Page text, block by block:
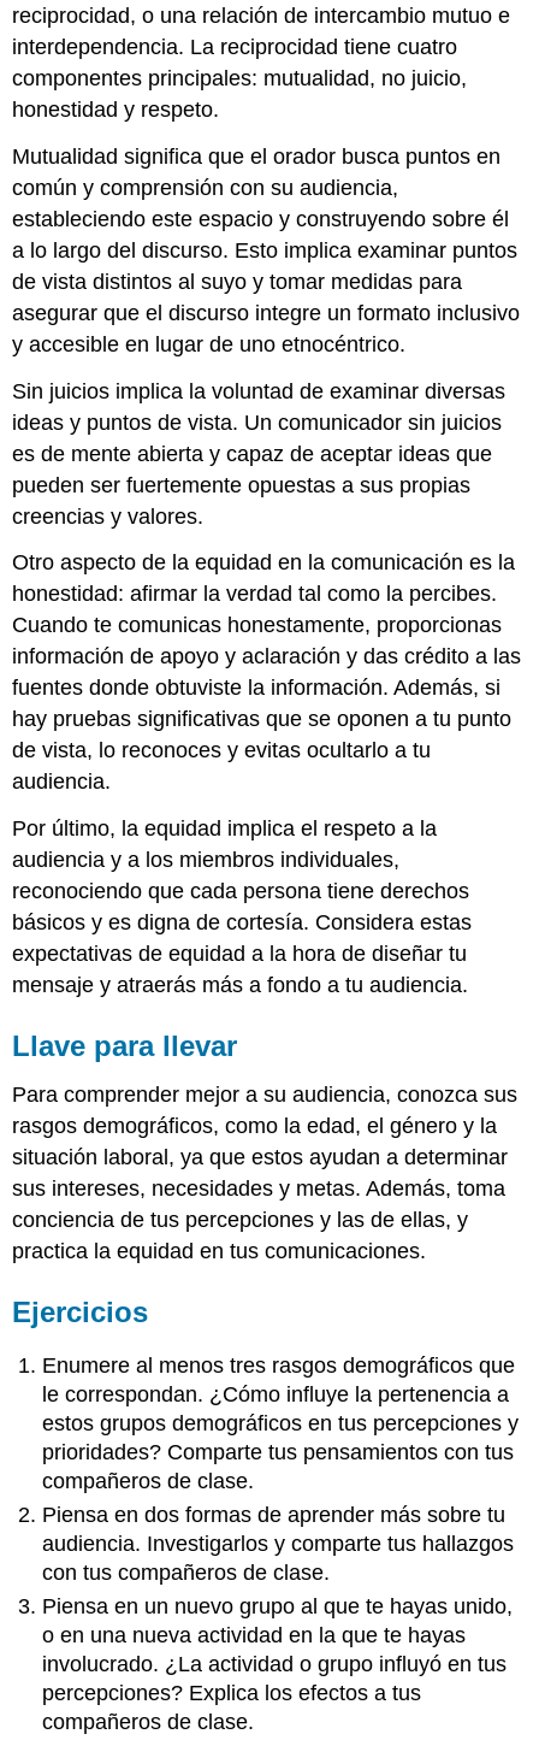
reciprocidad, o una relación de intercambio mutuo e
interdependencia. La reciprocidad tiene cuatro
componentes principales: mutualidad, no juicio,
honestidad y respeto.
Mutualidad significa que el orador busca puntos en
común y comprensión con su audiencia,
estableciendo este espacio y construyendo sobre él
a lo largo del discurso. Esto implica examinar puntos
de vista distintos al suyo y tomar medidas para
asegurar que el discurso integre un formato inclusivo
y accesible en lugar de uno etnocéntrico.
Sin juicios implica la voluntad de examinar diversas
ideas y puntos de vista. Un comunicador sin juicios
es de mente abierta y capaz de aceptar ideas que
pueden ser fuertemente opuestas a sus propias
creencias y valores.
Otro aspecto de la equidad en la comunicación es la
honestidad: afirmar la verdad tal como la percibes.
Cuando te comunicas honestamente, proporcionas
información de apoyo y aclaración y das crédito a las
fuentes donde obtuviste la información. Además, si
hay pruebas significativas que se oponen a tu punto
de vista, lo reconoces y evitas ocultarlo a tu
audiencia.
Por último, la equidad implica el respeto a la
audiencia y a los miembros individuales,
reconociendo que cada persona tiene derechos
básicos y es digna de cortesía. Considera estas
expectativas de equidad a la hora de diseñar tu
mensaje y atraerás más a fondo a tu audiencia.
Llave para llevar
Para comprender mejor a su audiencia, conozca sus
rasgos demográficos, como la edad, el género y la
situación laboral, ya que estos ayudan a determinar
sus intereses, necesidades y metas. Además, toma
conciencia de tus percepciones y las de ellas, y
practica la equidad en tus comunicaciones.
Ejercicios
Enumere al menos tres rasgos demográficos que
le correspondan. ¿Cómo influye la pertenencia a
estos grupos demográficos en tus percepciones y
prioridades? Comparte tus pensamientos con tus
compañeros de clase.
Piensa en dos formas de aprender más sobre tu
audiencia. Investigarlos y comparte tus hallazgos
con tus compañeros de clase.
Piensa en un nuevo grupo al que te hayas unido,
o en una nueva actividad en la que te hayas
involucrado. ¿La actividad o grupo influyó en tus
percepciones? Explica los efectos a tus
compañeros de clase.